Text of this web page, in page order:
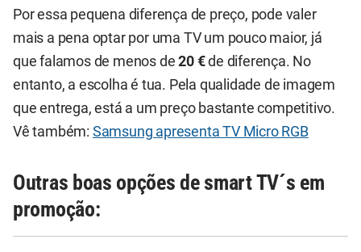
Por essa pequena diferença de preço, pode valer
mais a pena optar por uma TV um pouco maior, já
que falamos de menos de20 €de diferença. No
entanto, a escolha é tua. Pela qualidade de imagem
que entrega, está a um preço bastante competitivo.
Vê também: Samsung apresenta TV Micro RGB
Outras boas opções de smart TV´s em
promoção: